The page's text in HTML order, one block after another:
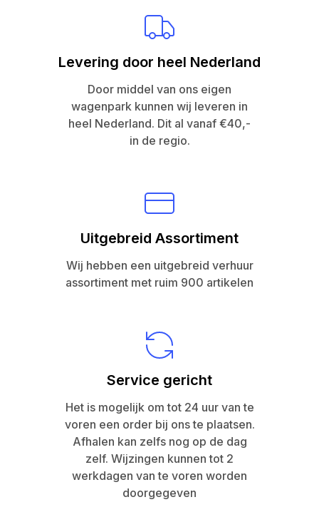
Levering door heel Nederland
Door middel van ons eigen
wagenpark kunnen wij leveren in
heel Nederland. Dit al vanaf €40,-
in de regio.
Uitgebreid Assortiment
Wij hebben een uitgebreid verhuur
assortiment met ruim 900 artikelen
Service gericht
Het is mogelijk om tot 24 uur van te
voren een order bij ons te plaatsen.
Afhalen kan zelfs nog op de dag
zelf. Wijzingen kunnen tot 2
werkdagen van te voren worden
doorgegeven